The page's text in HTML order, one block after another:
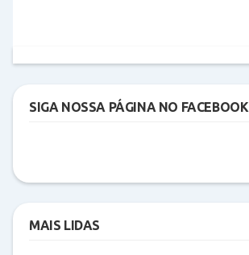
SIGA NOSSA PÁGINA NO FACEBOOK
MAIS LIDAS